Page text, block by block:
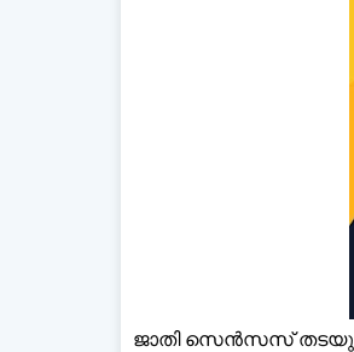
ജാതി സെന്‍സസ്